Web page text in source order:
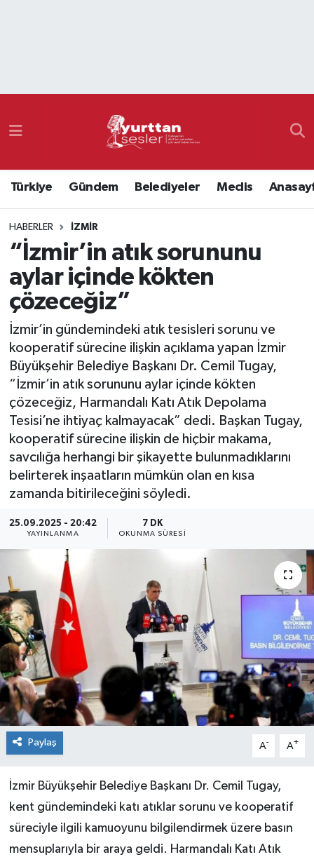
Türkiye Gündem Belediyeler Meclis
HABERLER İZMIR
“İzmir’in atık sorununu
aylar içinde kökten
çözeceğiz”
İzmir’in gündemindeki atık tesisleri sorunu ve
kooperatif sürecine ilişkin açıklama yapan İzmir
Büyükşehir Belediye Başkanı Dr. Cemil Tugay,
“İzmir’in atık sorununu aylar içinde kökten
çözeceğiz, Harmandalı Katı Atık Depolama
Tesisi’ne ihtiyaç kalmayacak” dedi. Başkan Tugay,
kooperatif sürecine ilişkin de hiçbir makama,
savcılığa herhangi bir şikayette bulunmadıklarını
belirterek inşaatların mümkün olan en kısa
zamanda bitirileceğini söyledi.
25.09.2025 - 20:42
YAYINLANMA
7 DK
OKUNMA SÜRESI
Paylaş A- A+
İzmir Büyükşehir Belediye Başkanı Dr. Cemil Tugay,
kent gündemindeki katı atıklar sorunu ve kooperatif
süreciyle ilgili kamuoyunu bilgilendirmek üzere basın
mensuplarıyla bir araya geldi. Harmandalı Katı Atık
Namaz Vakitleri
Süper Lig Puan Durumu ve Fikstür
Tüm Manşetler
Son Dakika Haberleri
Haber Arşivi